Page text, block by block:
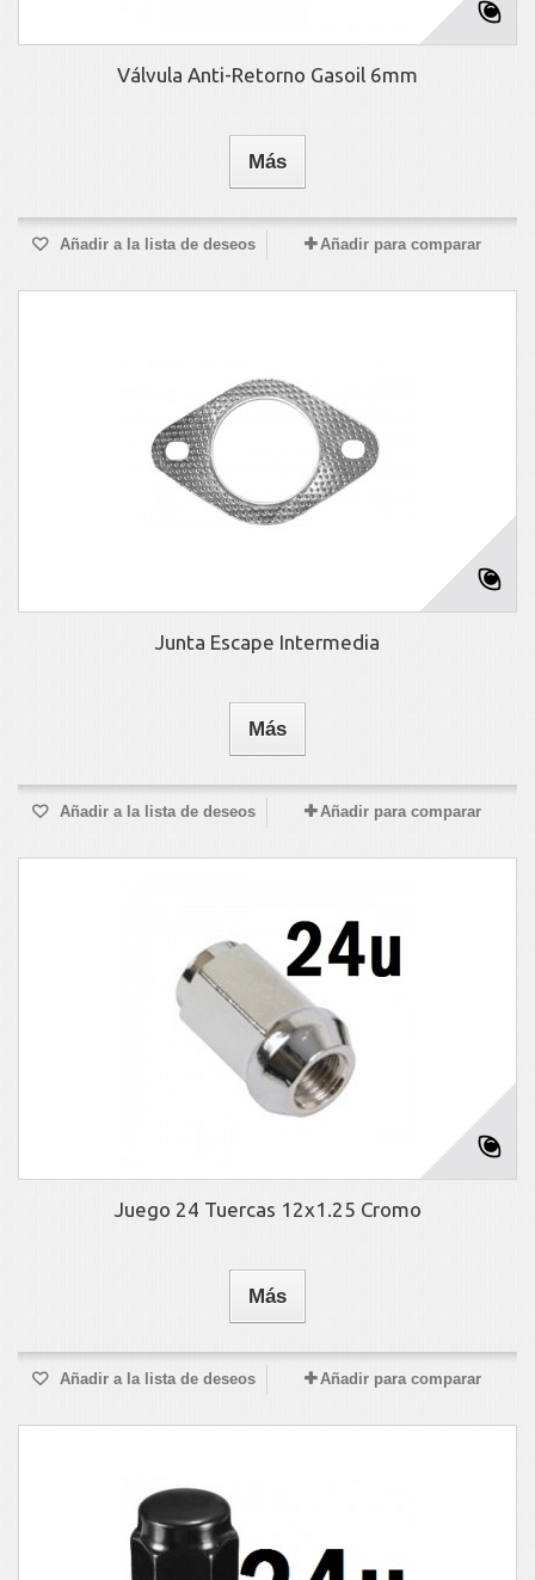
Válvula Anti-Retorno Gasoil 6mm
Más
Añadir a la lista de deseos Añadir para comparar
Junta Escape Intermedia
Más
Añadir a la lista de deseos Añadir para comparar
Juego 24 Tuercas 12x1.25 Cromo
Más
Añadir a la lista de deseos Añadir para comparar